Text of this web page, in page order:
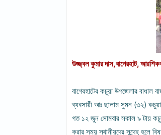
উজ্জ্বল কুমার দাস,বাগেরহাট,
বাগেরহাটের কচুয়া উপজেলার
ব্যবসায়ী আঃ ছালাম সুমন (৩২)
গত ১২ জুন সোমবার সকাল ৯ টায়
করার সময় স্থানীয়দের সন্দেহ হলে